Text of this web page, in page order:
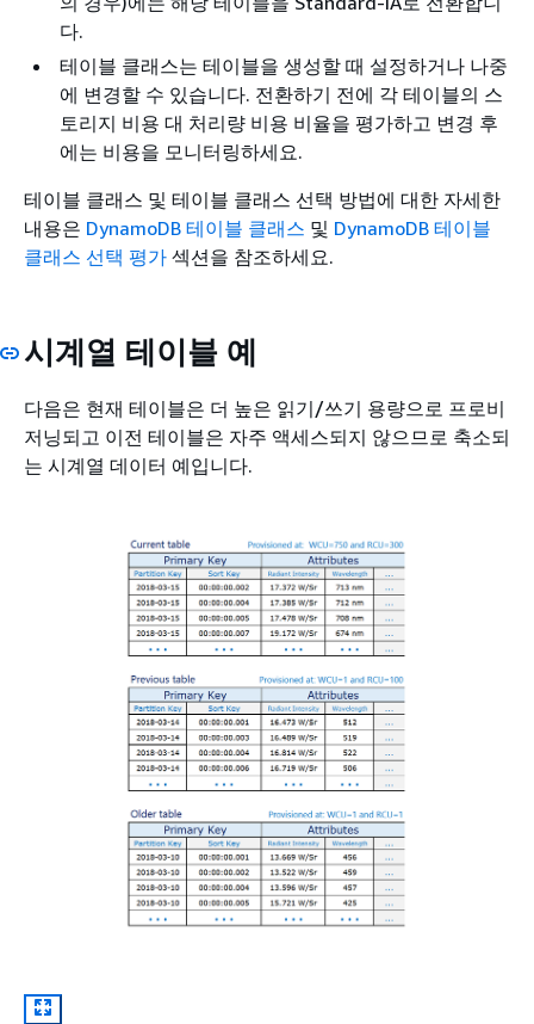
다.
테이블 클래스는 테이블을 생성할 때 설정하거나 나중
에 변경할 수 있습니다. 전환하기 전에 각 테이블의 스
토리지 비용 대 처리량 비용 비율을 평가하고 변경 후
에는 비용을 모니터링하세요.
테이블 클래스 및 테이블 클래스 선택 방법에 대한 자세한
내용은 DynamoDB 테이블 클래스 및 DynamoDB 테이블
클래스 선택 평가 섹션을 참조하세요.
시계열 테이블 예
다음은 현재 테이블은 더 높은 읽기/쓰기 용량으로 프로비
저닝되고 이전 테이블은 자주 액세스되지 않으므로 축소되
는 시계열 데이터 예입니다.